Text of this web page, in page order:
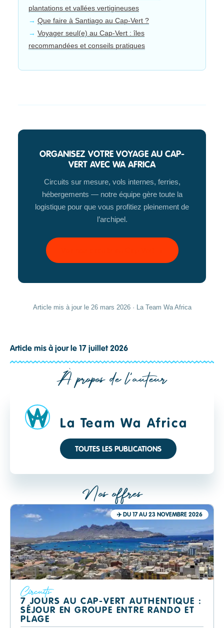
plantations et vallées vertigineuses
Que faire à Santiago au Cap-Vert ?
Voyager seul(e) au Cap-Vert : îles
recommandées et conseils pratiques
ORGANISEZ VOTRE VOYAGE AU CAP-
VERT AVEC WA AFRICA
Circuits sur mesure, vols internes, ferries,
hébergements — notre équipe gère toute la
logistique pour que vous profitiez pleinement de
l’archipel.
Article mis à jour le 26 mars 2026 · La Team Wa Africa
Article mis à jour le 17 juillet 2026
À propos de l'auteur
La Team Wa Africa
TOUTES LES PUBLICATIONS
Nos offres
✈️DU 17 AU 23 NOVEMBRE 2026
Circuits
7 JOURS AU CAP-VERT AUTHENTIQUE :
SÉJOUR EN GROUPE ENTRE RANDO ET
PLAGE